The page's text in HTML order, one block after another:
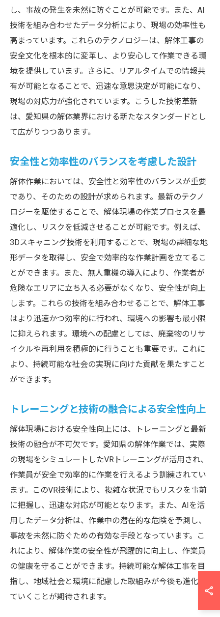
し、事故の発生を未然に防ぐことが可能です。また、AI
技術を組み合わせたデータ分析により、現場の効率性も
高まっています。これらのテクノロジーは、解体工事の
安全文化を根本的に変革し、より安心して作業できる環
境を提供しています。さらに、リアルタイムでの情報共
有が可能となることで、迅速な意思決定が可能になり、
現場の対応力が強化されています。こうした技術革新
は、愛知県の解体業界における新たなスタンダードとし
て広がりつつあります。
安全性と効率性のバランスを考慮した設計
解体作業においては、安全性と効率性のバランスが重要
であり、そのための設計が求められます。最新のテクノ
ロジーを駆使することで、解体現場の作業プロセスを最
適化し、リスクを低減させることが可能です。例えば、
3Dスキャニング技術を利用することで、現場の詳細な地
形データを取得し、安全で効率的な作業計画を立てるこ
とができます。また、無人重機の導入により、作業者が
危険なエリアに立ち入る必要がなくなり、安全性が向上
します。これらの技術を組み合わせることで、解体工事
はより迅速かつ効率的に行われ、環境への影響も最小限
に抑えられます。環境への配慮としては、廃棄物のリサ
イクルや再利用を積極的に行うことも重要です。これに
より、持続可能な社会の実現に向けた貢献を果たすこと
ができます。
トレーニングと技術の融合による安全性向上
解体現場における安全性向上には、トレーニングと最新
技術の融合が不可欠です。愛知県の解体作業では、実際
の現場をシミュレートしたVRトレーニングが活用され、
作業員が安全で効率的に作業を行えるよう訓練されてい
ます。このVR技術により、複雑な状況でもリスクを事前
に把握し、迅速な対応が可能となります。また、AIを活
用したデータ分析は、作業中の潜在的な危険を予測し、
事故を未然に防ぐための有効な手段となっています。こ
れにより、解体作業の安全性が飛躍的に向上し、作業員
の健康を守ることができます。持続可能な解体工事を目
指し、地域社会と環境に配慮した取組みが今後も進化し
ていくことが期待されます。